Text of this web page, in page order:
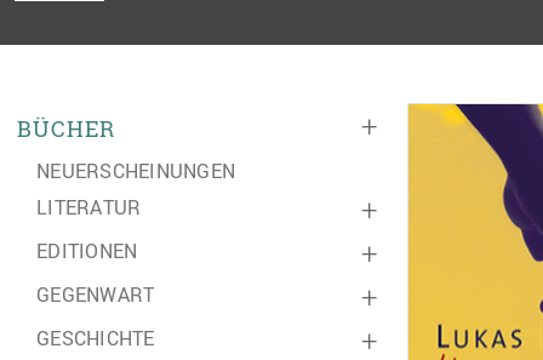
+
BÜCHER
NEUERSCHEINUNGEN
+
LITERATUR
+
EDITIONEN
+
GEGENWART
+
GESCHICHTE